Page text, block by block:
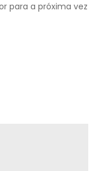
para a próxima vez